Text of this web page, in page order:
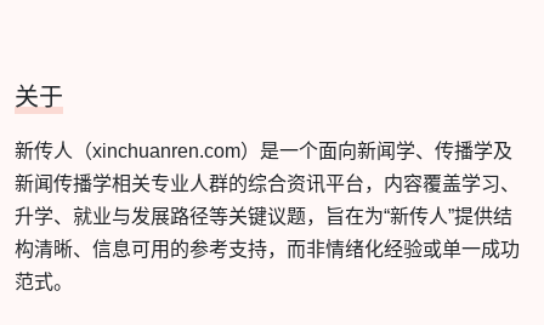
关于
新传人（xinchuanren.com）是一个面向新闻学、传播学及
新闻传播学相关专业人群的综合资讯平台，内容覆盖学习、
升学、就业与发展路径等关键议题，旨在为“新传人”提供结
构清晰、信息可用的参考支持，而非情绪化经验或单一成功
范式。